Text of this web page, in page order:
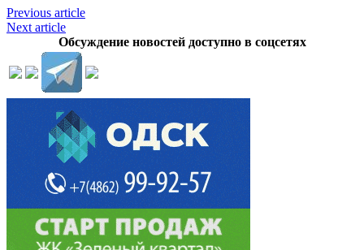
Previous article
Next article
Обсуждение новостей доступно в соцсетях